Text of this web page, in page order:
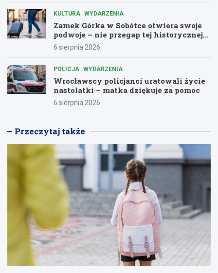
KULTURA WYDARZENIA
Zamek Górka w Sobótce otwiera swoje
podwoje – nie przegap tej historycznej
przygody!
6 sierpnia 2026
POLICJA WYDARZENIA
Wrocławscy policjanci uratowali życie
nastolatki – matka dziękuje za pomoc
6 sierpnia 2026
Przeczytaj także